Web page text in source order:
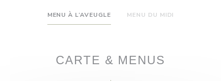
MENU À L’AVEUGLE MENU DU MIDI
CARTE & MENUS